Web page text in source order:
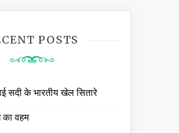
POSTS
सदी के भारतीय खेल सितारे
वहम